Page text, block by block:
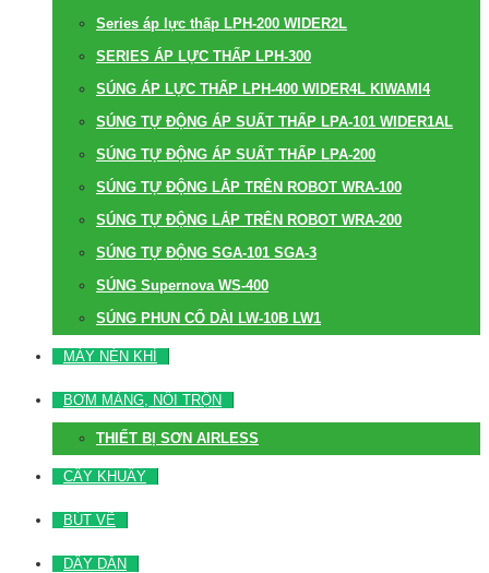
Series áp lực thấp LPH-200 WIDER2L
SERIES ÁP LỰC THẤP LPH-300
SÚNG ÁP LỰC THẤP LPH-400 WIDER4L KIWAMI4
SÚNG TỰ ĐỘNG ÁP SUẤT THẤP LPA-101 WIDER1AL
SÚNG TỰ ĐỘNG ÁP SUẤT THẤP LPA-200
SÚNG TỰ ĐỘNG LẮP TRÊN ROBOT WRA-100
SÚNG TỰ ĐỘNG LẮP TRÊN ROBOT WRA-200
SÚNG TỰ ĐỘNG SGA-101 SGA-3
SÚNG Supernova WS-400
SÚNG PHUN CỔ DÀI LW-10B LW1
MÁY NÉN KHÍ
BƠM MÀNG, NỒI TRỘN
THIẾT BỊ SƠN AIRLESS
CÂY KHUẤY
BÚT VẼ
DÂY DẪN